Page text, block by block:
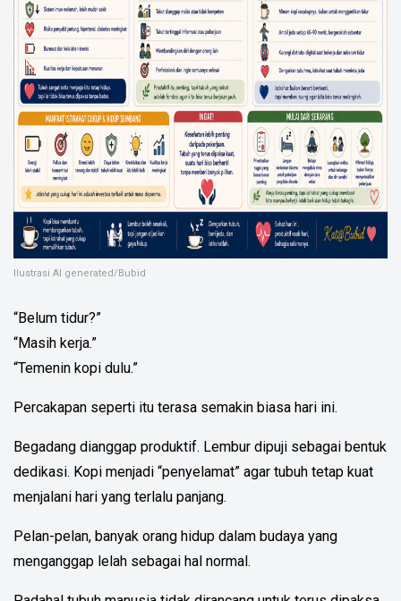
Ilustrasi AI generated/Bubid
“Belum tidur?”
“Masih kerja.”
“Temenin kopi dulu.”
Percakapan seperti itu terasa semakin biasa hari ini.
Begadang dianggap produktif. Lembur dipuji sebagai bentuk
dedikasi. Kopi menjadi “penyelamat” agar tubuh tetap kuat
menjalani hari yang terlalu panjang.
Pelan-pelan, banyak orang hidup dalam budaya yang
menganggap lelah sebagai hal normal.